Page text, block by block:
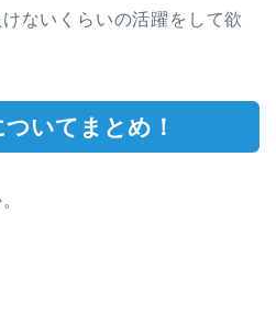
ないくらいの活躍をして欲
いてまとめ！